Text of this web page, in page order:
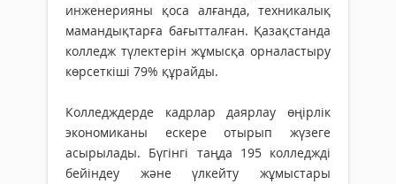
инженерияны қоса алғанда, техникалық
мамандықтарға бағытталған. Қазақстанда
колледж түлектерін жұмысқа орналастыру
көрсеткіші 79% құрайды.
Колледждерде кадрлар даярлау өңірлік
экономиканы ескере отырып жүзеге
асырылады. Бүгінгі таңда 195 колледжді
бейіндеу және үлкейту жұмыстары